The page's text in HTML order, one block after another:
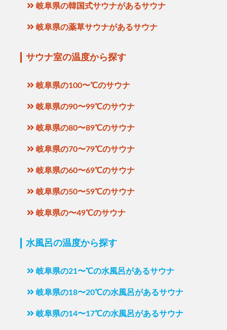
岐阜県の韓国式サウナがあるサウナ
岐阜県の薬草サウナがあるサウナ
サウナ室の温度から探す
岐阜県の100〜℃のサウナ
岐阜県の90〜99℃のサウナ
岐阜県の80〜89℃のサウナ
岐阜県の70〜79℃のサウナ
岐阜県の60〜69℃のサウナ
岐阜県の50〜59℃のサウナ
岐阜県の〜49℃のサウナ
水風呂の温度から探す
岐阜県の21〜℃の水風呂があるサウナ
岐阜県の18〜20℃の水風呂があるサウナ
岐阜県の14〜17℃の水風呂があるサウナ